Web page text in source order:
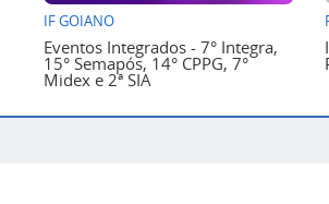
IF GOIANO
Eventos Integrados - 7° Integra,
15° Semapós, 14° CPPG, 7°
Midex e 2ª SIA